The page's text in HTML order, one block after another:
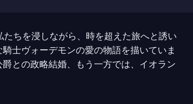
ちを浸しながら、時を超えた旅へと誘い
士ヴォーデモンの愛の物語を描いていま
との政略結婚、もう一方では、イオラン
障害がもたらす苦しみから守るために秘
を区別できないことに気づきます。彼は